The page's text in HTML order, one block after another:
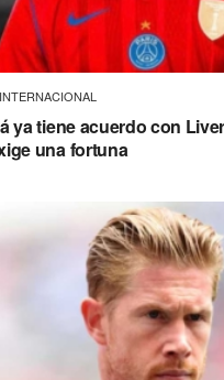
ya tiene acuerdo con
una fortuna